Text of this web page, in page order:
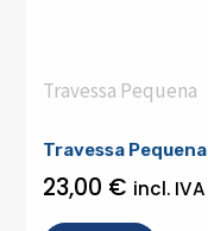
Travessa Pequena
Travessa Pequena
23,00 € incl. IVA